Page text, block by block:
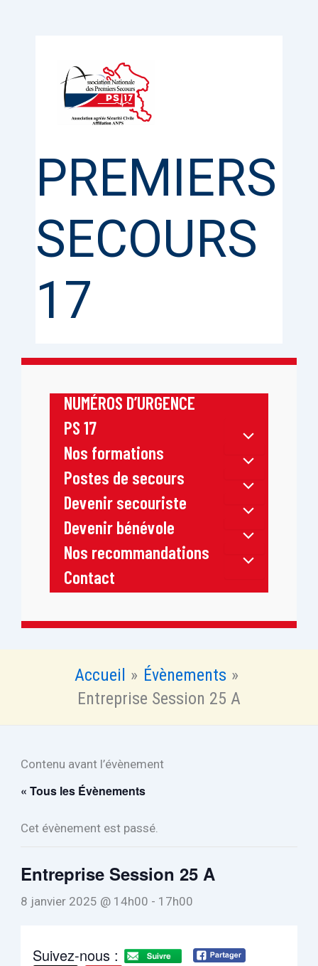
PREMIERS
SECOURS
17
NUMÉROS D’URGENCE
PS 17
Nos formations
Postes de secours
Devenir secouriste
Devenir bénévole
Nos recommandations
Contact
Accueil
Évènements
Entreprise Session 25 A
Contenu avant l’évènement
« Tous les Évènements
Cet évènement est passé.
Entreprise Session 25 A
8 janvier 2025 @ 14h00 - 17h00
Suivez-nous :